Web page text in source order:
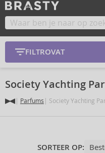
FILTROVAT
Society Yachting
Parfums Society Yachting
SORTEER OP: